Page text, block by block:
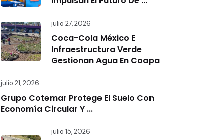
julio 27, 2026
Coca-Cola México E
Infraestructura Verde
Gestionan Agua En Coapa
julio 21, 2026
Grupo Cotemar Protege El Suelo Con
Economía Circular Y ...
julio 15, 2026